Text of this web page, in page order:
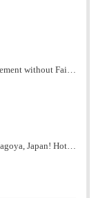
Guide to Hair Quality Improvement without Failure at Nagoya Station [Expert Supervision].
Hair Straightening Salon in Nagoya, Japan! Hot Pepper Highly Rated Salon (Men's OK)